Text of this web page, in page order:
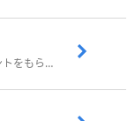
歩いてポイ活！日常生活でお得にポイントをもらおう